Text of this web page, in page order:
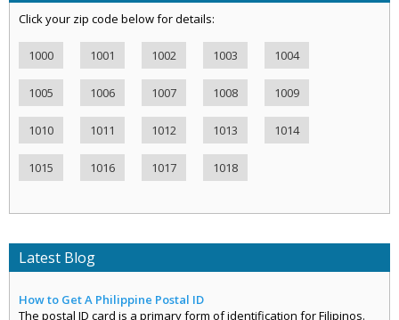
Click your zip code below for details:
1000 1001 1002 1003 1004
1005 1006 1007 1008 1009
1010 1011 1012 1013 1014
1015 1016 1017 1018
Latest Blog
How to Get A Philippine Postal ID
The postal ID card is a primary form of identification for Filipinos.